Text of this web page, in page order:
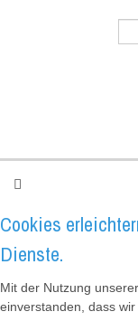
u
Cookies
Dienste.
Mit der Nutzung
einverstanden, dass